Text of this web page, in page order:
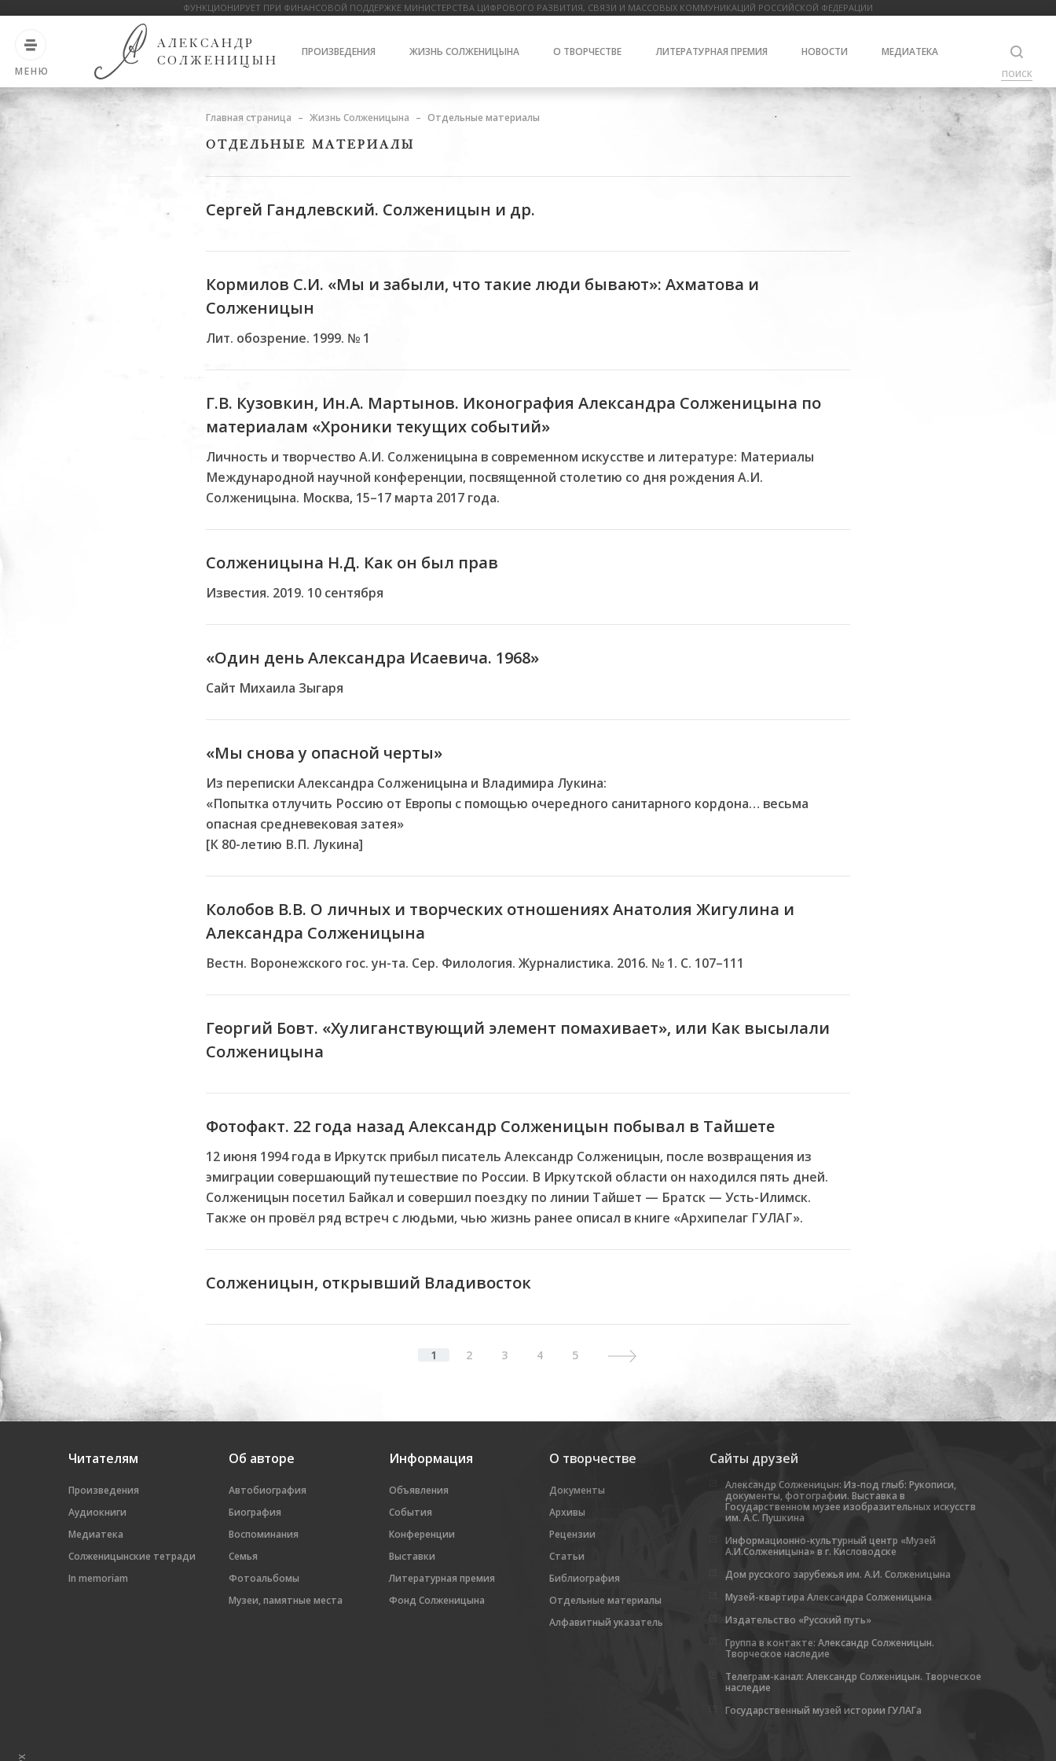
МЕНЮ
ФУНКЦИОНИРУЕТ ПРИ ФИНАНСОВОЙ ПОДДЕРЖКЕ МИНИСТЕРСТВА ЦИФРОВОГО РАЗВИТИЯ, СВЯЗИ И МАССОВЫХ КОММУНИКАЦИЙ РОССИЙСКОЙ ФЕДЕРАЦИИ
АЛЕКСАНДР
СОЛЖЕНИЦЫН
ПРОИЗВЕДЕНИЯ ЖИЗНЬ СОЛЖЕНИЦЫНА О ТВОРЧЕСТВЕ ЛИТЕРАТУРНАЯ ПРЕМИЯ НОВОСТИ МЕДИАТЕКА
ПОИСК
Главная страница Жизнь Солженицына Отдельные материалы
ОТДЕЛЬНЫЕ МАТЕРИАЛЫ
Сергей Гандлевский. Солженицын и др.
Кормилов С.И. «Мы и забыли, что такие люди бывают»: Ахматова и
Солженицын
Лит. обозрение. 1999. № 1
Г.В. Кузовкин, Ин.А. Мартынов. Иконография Александра Солженицына по
материалам «Хроники текущих событий»
Личность и творчество А.И. Солженицына в современном искусстве и литературе: Материалы
Международной научной конференции, посвященной столетию со дня рождения А.И.
Солженицына. Москва, 15–17 марта 2017 года.
Солженицына Н.Д. Как он был прав
Известия. 2019. 10 сентября
«Один день Александра Исаевича. 1968»
Cайт Михаила Зыгаря
«Мы снова у опасной черты»
Из переписки Александра Солженицына и Владимира Лукина:
«Попытка отлучить Россию от Европы с помощью очередного санитарного кордона… весьма
опасная средневековая затея»
[К 80-летию В.П. Лукина]
Колобов В.В. О личных и творческих отношениях Анатолия Жигулина и
Александра Солженицына
Вестн. Воронежского гос. ун-та. Сер. Филология. Журналистика. 2016. № 1. С. 107–111
Георгий Бовт. «Хулиганствующий элемент помахивает», или Как высылали
Солженицына
Фотофакт. 22 года назад Александр Солженицын побывал в Тайшете
12 июня 1994 года в Иркутск прибыл писатель Александр Солженицын, после возвращения из
эмиграции совершающий путешествие по России. В Иркутской области он находился пять дней.
Солженицын посетил Байкал и совершил поездку по линии Тайшет — Братск — Усть-Илимск.
Также он провёл ряд встреч с людьми, чью жизнь ранее описал в книге «Архипелаг ГУЛАГ».
Солженицын, открывший Владивосток
1 2 3 4 5 Next
Читателям
Произведения
Аудиокниги
Медиатека
Солженицынские тетради
In memoriam
Об авторе
Автобиография
Биография
Воспоминания
Семья
Фотоальбомы
Музеи, памятные места
Информация
Объявления
События
Конференции
Выставки
Литературная премия
Фонд Солженицына
О творчестве
Документы
Архивы
Рецензии
Статьи
Библиография
Отдельные материалы
Алфавитный указатель
Сайты друзей
Александр Солженицын: Из-под глыб: Рукописи,
документы, фотографии. Выставка в
Государственном музее изобразительных искусств
им. А.С. Пушкина
Информационно-культурный центр «Музей
А.И.Солженицына» в г. Кисловодске
Дом русского зарубежья им. А.И. Солженицына
Музей-квартира Александра Солженицына
Издательство «Русский путь»
Группа в контакте: Александр Солженицын.
Творческое наследие
Телеграм-канал: Александр Солженицын. Творческое
наследие
Государственный музей истории ГУЛАГа